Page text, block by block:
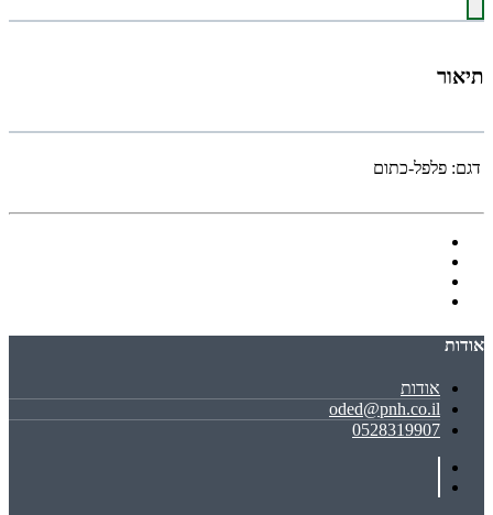
תיאור
דגם: פלפל-כתום
אודות
אודות
oded@pnh.co.il
0528319907